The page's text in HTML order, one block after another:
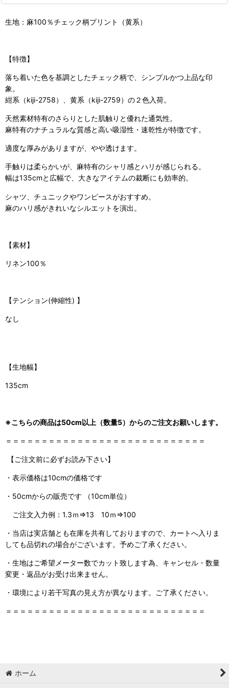
生地：麻100％チェック柄プリント（黄系）
【特徴】
落ち着いた色を基調としたチェック柄で、シンプルかつ上品な印
象。
紺系（kiji-2758）、黄系（kiji-2759）の２色入荷。
天然素材特有のさらりとした肌触りと優れた通気性。
麻特有のナチュラルな質感と高い吸湿性・速乾性が特徴です。
適度な厚みがありますが、やや透けます。
手触りは柔らかいが、麻特有のシャリ感とハリが感じられる。
幅は135cmと広幅で、大きなアイテムの裁断にも効率的。
シャツ、チュニックやワンピースがおすすめ。
麻のハリ感がきれいなシルエットを演出。
【素材】
リネン100％
【テンション(伸縮性) 】
なし
【生地幅】
135cm
※こちらの商品は50cm以上（数量5）からのご注文お願いします。
＝＝＝＝＝＝＝＝＝＝＝＝＝＝＝＝＝＝＝＝＝＝＝＝＝＝＝＝
【ご注文前に必ずお読み下さい】
・表示価格は10cmの価格です
・50cmからの販売です （10cm単位）
ご注文入力例：1.3ｍ⇒13 10ｍ⇒100
・当店は実店舗とも在庫を共有しておりますので、 カートへ入りま
しても品切れの場合がございます。予めご了承ください。
・生地はご希望メーター数でカット致します為、キャンセル・数量
変更・返品がお受け出来ません。
・環境により若干写真の見え方が異なります。ご了承ください。
＝＝＝＝＝＝＝＝＝＝＝＝＝＝＝＝＝＝＝＝＝＝＝＝＝＝＝＝
ホーム